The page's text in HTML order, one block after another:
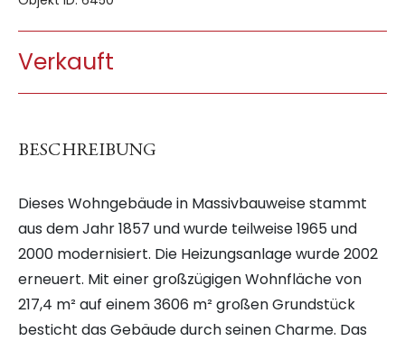
Verkauft
BESCHREIBUNG
Dieses Wohngebäude in Massivbauweise stammt
aus dem Jahr 1857 und wurde teilweise 1965 und
2000 modernisiert. Die Heizungsanlage wurde 2002
erneuert. Mit einer großzügigen Wohnfläche von
217,4 m² auf einem 3606 m² großen Grundstück
besticht das Gebäude durch seinen Charme. Das